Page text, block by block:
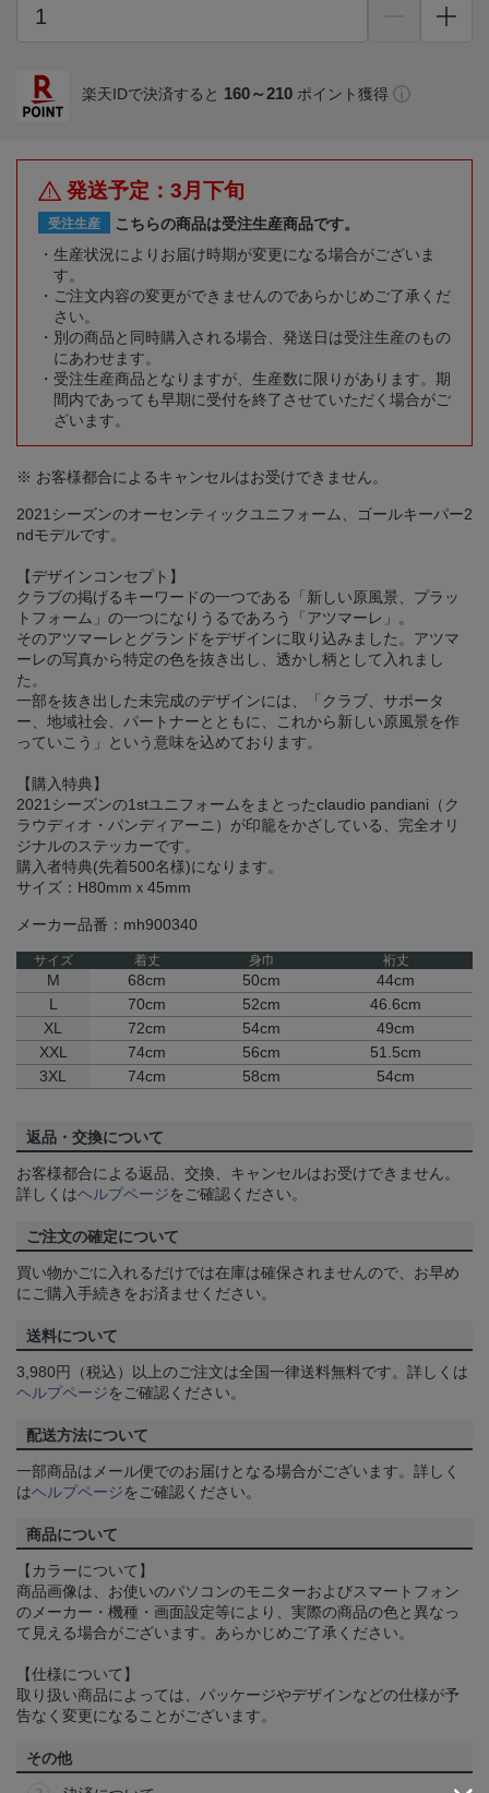
楽天IDで決済すると 160～210 ポイント獲得
発送予定：3月下旬
受注生産
こちらの商品は受注生産商品です。
生産状況によりお届け時期が変更になる場合がございま
す。
ご注文内容の変更ができませんのであらかじめご了承くだ
さい。
別の商品と同時購入される場合、発送日は受注生産のもの
にあわせます。
受注生産商品となりますが、生産数に限りがあります。期
間内であっても早期に受付を終了させていただく場合がご
ざいます。
※ お客様都合によるキャンセルはお受けできません。
2021シーズンのオーセンティックユニフォーム、ゴールキーパー2
ndモデルです。
【デザインコンセプト】
クラブの掲げるキーワードの一つである「新しい原風景、プラッ
トフォーム」の一つになりうるであろう「アツマーレ」。
そのアツマーレとグランドをデザインに取り込みました。アツマ
ーレの写真から特定の色を抜き出し、透かし柄として入れまし
た。
一部を抜き出した未完成のデザインには、「クラブ、サポータ
ー、地域社会、パートナーとともに、これから新しい原風景を作
っていこう」という意味を込めております。
【購入特典】
2021シーズンの1stユニフォームをまとったclaudio pandiani（ク
ラウディオ・パンディアーニ）が印籠をかざしている、完全オリ
ジナルのステッカーです。
購入者特典(先着500名様)になります。
サイズ：H80mmｘ45mm
メーカー品番：mh900340
サイズ 着丈 身巾 裄丈
M 68cm 50cm
44cm
L
70cm 52cm
46.6cm
XL
72cm 54cm
49cm
XXL
74cm 56cm
51.5cm
3XL
74cm 58cm 54cm
返品・交換について
お客様都合による返品、交換、キャンセルはお受けできません。
詳しくはヘルプページをご確認ください。
ご注文の確定について
買い物かごに入れるだけでは在庫は確保されませんので、お早め
にご購入手続きをお済ませください。
送料について
3,980円（税込）以上のご注文は全国一律送料無料です。詳しくは
ヘルプページをご確認ください。
配送方法について
一部商品はメール便でのお届けとなる場合がございます。詳しく
はヘルプページをご確認ください。
商品について
【カラーについて】
商品画像は、お使いのパソコンのモニターおよびスマートフォン
のメーカー・機種・画面設定等により、実際の商品の色と異なっ
て見える場合がございます。あらかじめご了承ください。
【仕様について】
取り扱い商品によっては、パッケージやデザインなどの仕様が予
告なく変更になることがございます。
その他